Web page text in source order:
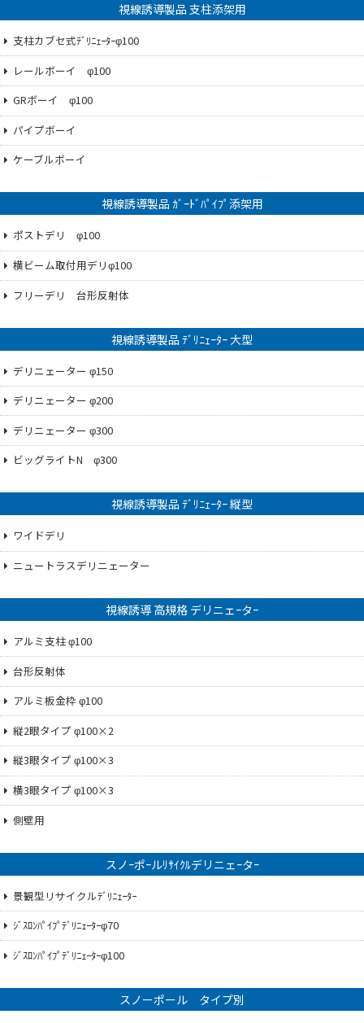
視線誘導製品 支柱添架用
支柱カブセ式ﾃﾞﾘﾆｪｰﾀｰφ100
レールボーイ φ100
GRボーイ φ100
パイプボーイ
ケーブルボーイ
視線誘導製品 ｶﾞｰﾄﾞﾊﾟｲﾌﾟ添架用
ポストデリ φ100
横ビーム取付用デリφ100
フリーデリ 台形反射体
視線誘導製品 ﾃﾞﾘﾆｪｰﾀｰ 大型
デリニェーター φ150
デリニェーター φ200
デリニェーター φ300
ビッグライトN φ300
視線誘導製品 ﾃﾞﾘﾆｪｰﾀｰ 縦型
ワイドデリ
ニュートラスデリニェーター
視線誘導 高規格 デリニェｰタｰ
アルミ支柱 φ100
台形反射体
アルミ板金枠 φ100
縦2眼タイプ φ100×2
縦3眼タイプ φ100×3
横3眼タイプ φ100×3
側壁用
スノｰポｰルﾘｻｲｸﾙデリニェｰタｰ
景観型リサイクルﾃﾞﾘﾆｪｰﾀｰ
ｼﾞｽﾛﾝﾊﾟｲﾌﾟﾃﾞﾘﾆｪｰﾀｰφ70
ｼﾞｽﾛﾝﾊﾟｲﾌﾟﾃﾞﾘﾆｪｰﾀｰφ100
スノーポール タイプ別